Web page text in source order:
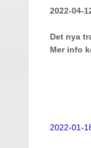
2022-04-
Det nya
Mer info
2022-01-